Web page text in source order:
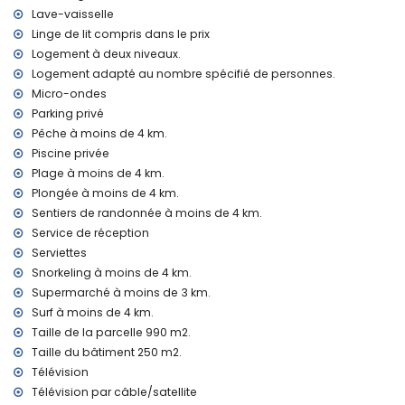
Équipements et services inclus dans le prix de location de la
villa
internet (WiFi)
fer et planche à repasser
linge de lit et serviettes
service de réception et service d'urgence 24 heures sur 24
chauffage central et climatisation
Équipements et services avec supplément
lit supplémentaire et lit/couchette pour enfants (sur
demande)
à Jávea, Costa Blanca
cinéma, théâtre, discothèque, bar, promenade (El Arenal et
Jávea) (à moins de 5 kilomètres de la maison)
Sites et culture à Jávea, Costa Blanca
musée (Histórico de Jávea), église (Virgen de Loreto, Puerto,
Jávea), ruines (Pueblo Histórico, Jávea), bâtiment
architectural (Pueblo Histórico, Jávea) et lieu historique
(Histórico de Jávea) (à moins de 5 kilomètres du logement)
Lave-vaisselle
Linge de lit compris dans le prix
Logement à deux niveaux.
Logement adapté au nombre spécifié de personnes.
Micro-ondes
Parking privé
Pêche à moins de 4 km.
Piscine privée
Plage à moins de 4 km.
Plongée à moins de 4 km.
Sentiers de randonnée à moins de 4 km.
Service de réception
Serviettes
Snorkeling à moins de 4 km.
Supermarché à moins de 3 km.
Surf à moins de 4 km.
Taille de la parcelle 990 m2.
Taille du bâtiment 250 m2.
Télévision
Télévision par câble/satellite